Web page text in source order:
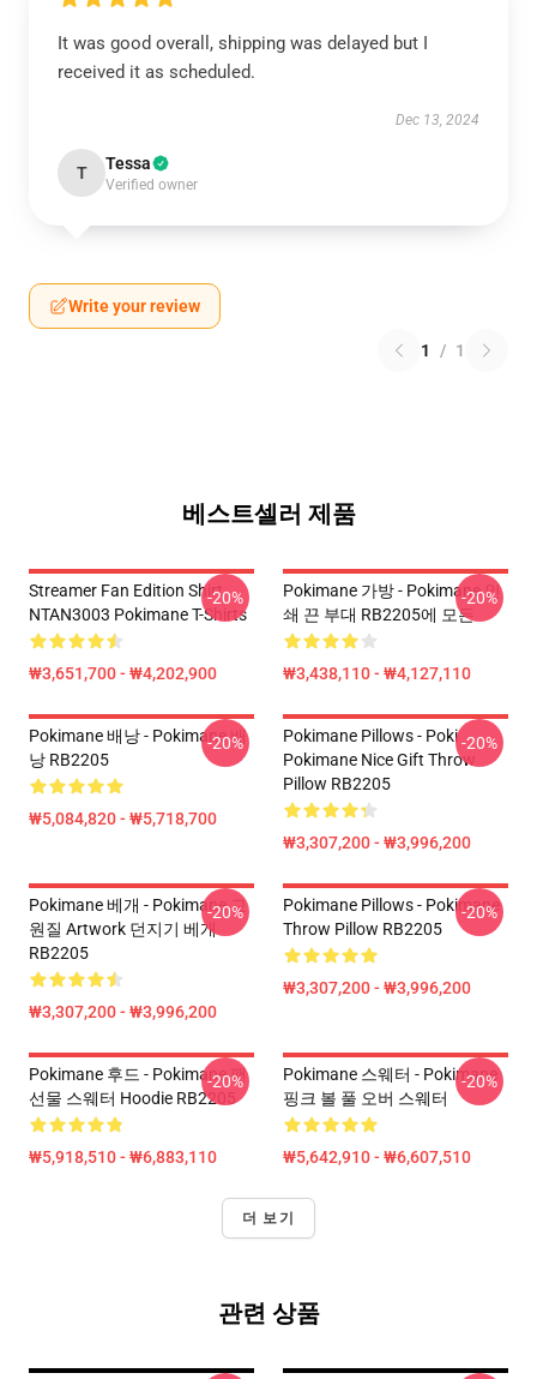
It was good overall, shipping was delayed but I
received it as scheduled.
Dec 13, 2024
T Tessa
Verified owner
Write your review
1 / 1
베스트셀러 제품
Streamer Fan Edition Shirt
NTAN3003 Pokimane T-Shirts
₩3,651,700 - ₩4,202,900
-20%
Pokimane 가방 - Pokimane 인
쇄 끈 부대 RB2205에 모든
₩3,438,110 - ₩4,127,110
-20%
Pokimane 배낭 - Pokimane 배
낭 RB2205
₩5,084,820 - ₩5,718,700
-20%
Pokimane Pillows - Poki
Pokimane Nice Gift Throw
Pillow RB2205
₩3,307,200 - ₩3,996,200
-20%
Pokimane 베개 - Pokimane 교
원질 Artwork 던지기 베개
RB2205
₩3,307,200 - ₩3,996,200
-20%
Pokimane Pillows - Pokimane
Throw Pillow RB2205
₩3,307,200 - ₩3,996,200
-20%
Pokimane 후드 - Pokimane 팬
선물 스웨터 Hoodie RB2205
₩5,918,510 - ₩6,883,110
-20%
Pokimane 스웨터 - Pokimane
핑크 볼 풀 오버 스웨터
₩5,642,910 - ₩6,607,510
-20%
더 보기
관련 상품